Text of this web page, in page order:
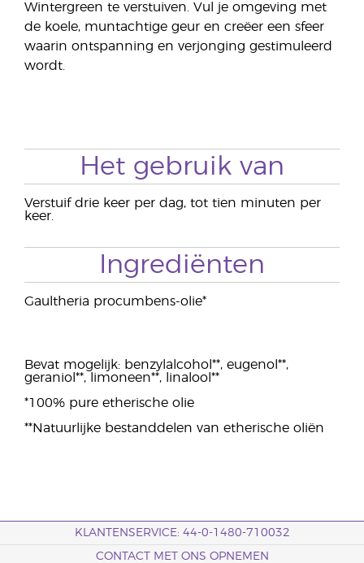
Wintergreen te verstuiven. Vul je omgeving met
de koele, muntachtige geur en creëer een sfeer
waarin ontspanning en verjonging gestimuleerd
wordt.
Het gebruik van
Verstuif drie keer per dag, tot tien minuten per
keer.
Ingrediënten
Gaultheria procumbens-olie*
Bevat mogelijk: benzylalcohol**, eugenol**,
geraniol**, limoneen**, linalool**
*100% pure etherische olie
**Natuurlijke bestanddelen van etherische oliën
KLANTENSERVICE: 44-0-1480-710032
CONTACT MET ONS OPNEMEN